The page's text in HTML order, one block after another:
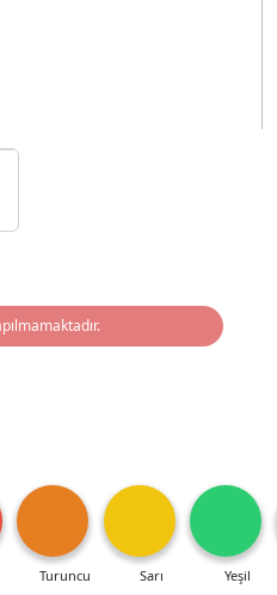
Turuncu Sarı Yeşil